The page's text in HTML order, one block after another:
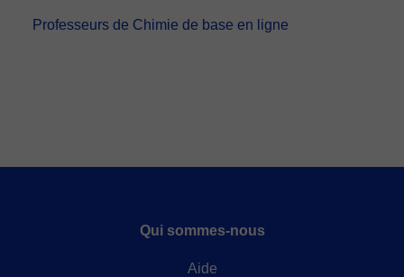
Professeurs de Chimie de base en ligne
Qui sommes-nous
Aide